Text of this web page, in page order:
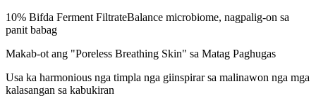
10% Bifda Ferment FiltrateBalance microbiome, nagpalig-on sa
panit babag
Makab-ot ang "Poreless Breathing Skin" sa Matag Paghugas
Usa ka harmonious nga timpla nga giinspirar sa malinawon nga mga
kalasangan sa kabukiran